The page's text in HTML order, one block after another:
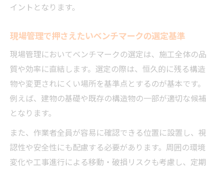
由
仮ベンチマーク設置が建築現場で果たす役
建築分野で重視される測量ベンチマークの
イントとなります。
現場管理で押さえたいベンチマークの選定基準
現場管理においてベンチマークの選定は、施工全体の品
質や効率に直結します。選定の際は、恒久的に残る構造
物や変更されにくい場所を基準点とするのが基本です。
例えば、建物の基礎や既存の構造物の一部が適切な候補
となります。
また、作業者全員が容易に確認できる位置に設置し、視
認性や安全性にも配慮する必要があります。周囲の環境
変化や工事進行による移動・破損リスクも考慮し、定期